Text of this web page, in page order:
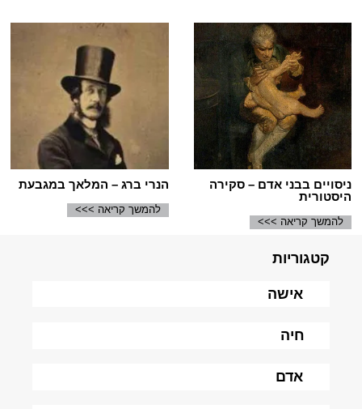
ניסויים בבני אדם – סקירה
היסטורית
להמשך קריאה >>>
הנרי ברג – המלאך במגבעת
להמשך קריאה >>>
קטגוריות
אישה
חיה
אדם